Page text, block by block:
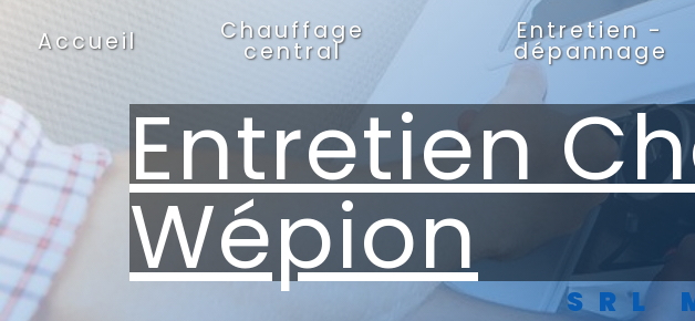
Accueil Chauffage
central
Entretien -
dépannage
Entretien
Wépion
SRL